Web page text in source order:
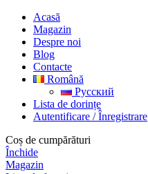
Acasă
Magazin
Despre noi
Blog
Contacte
Română
Русский
Lista de dorințe
Autentificare / Înregistrare
Coș de cumpărături
Închide
Magazin